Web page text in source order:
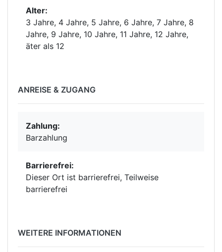
Alter:
3 Jahre, 4 Jahre, 5 Jahre, 6 Jahre, 7 Jahre, 8
Jahre, 9 Jahre, 10 Jahre, 11 Jahre, 12 Jahre,
äter als 12
ANREISE & ZUGANG
Zahlung:
Barzahlung
Barrierefrei:
Dieser Ort ist barrierefrei, Teilweise
barrierefrei
WEITERE INFORMATIONEN